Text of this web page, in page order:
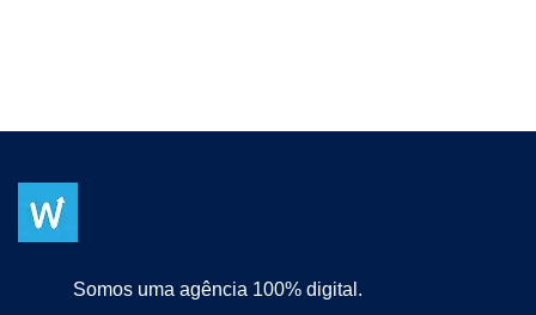
Somos uma agência 100% digital.